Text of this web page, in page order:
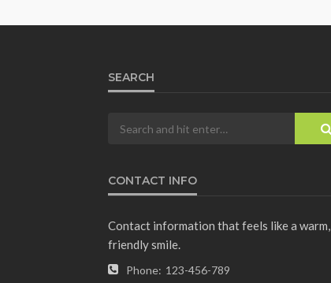
SEARCH
CONTACT INFO
Contact information that feels like a warm,
friendly smile.
Phone: 123-456-789